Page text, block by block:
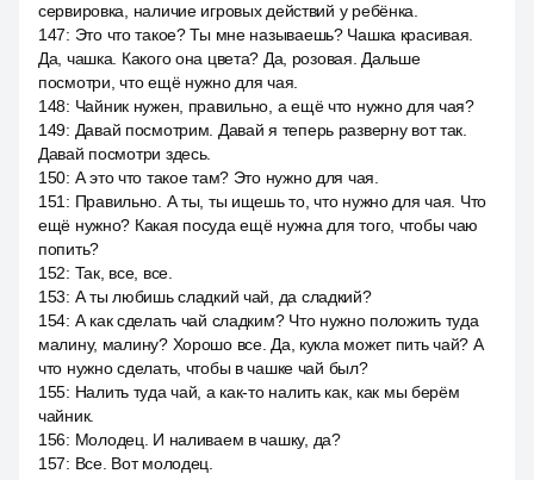
сервировка, наличие игровых действий у ребёнка.
147: Это что такое? Ты мне называешь? Чашка красивая.
Да, чашка. Какого она цвета? Да, розовая. Дальше
посмотри, что ещё нужно для чая.
148: Чайник нужен, правильно, а ещё что нужно для чая?
149: Давай посмотрим. Давай я теперь разверну вот так.
Давай посмотри здесь.
150: А это что такое там? Это нужно для чая.
151 : Правильно. А ты, ты ищешь то, что нужно для чая. Что
ещё нужно? Какая посуда ещё нужна для того, чтобы чаю
попить?
152: Так, все, все.
153: А ты любишь сладкий чай, да сладкий?
154: А как сделать чай сладким? Что нужно положить туда
малину, малину? Хорошо все. Да, кукла может пить чай? А
что нужно сделать, чтобы в чашке чай был?
155: Налить туда чай, а как-то налить как, как мы берём
чайник.
156: Молодец. И наливаем в чашку, да?
157: Все. Вот молодец.